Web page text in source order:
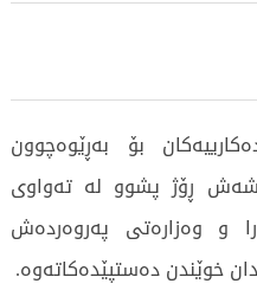
بۆ بەڕێوەچوون
شەش ڕۆژ پشوو لە تەواوی
و وەزارەتی پەروەردەش
خوێندن دەستپێدەکاتەوە.